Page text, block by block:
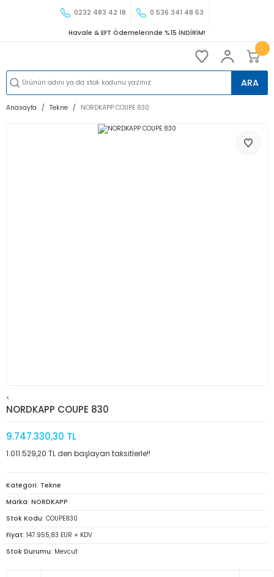
0232 483 42 18 0 536 341 48 53
Havale & EFT Ödemelerinde %15 İNDİRİM!
ARA
Anasayfa Tekne NORDKAPP COUPE 830
<
NORDKAPP COUPE 830
9.747.330,30 TL
1.011.529,20 TL den başlayan taksitlerle!!
Kategori Tekne
Marka NORDKAPP
Stok Kodu COUPE830
Fiyat 147.955,83 EUR + KDV
Stok Durumu Mevcut